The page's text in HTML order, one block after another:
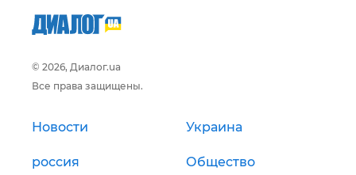
© 2026, Диалог.ua
Все права защищены.
Новости Украина
россия Общество